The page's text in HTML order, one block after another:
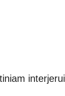
interjerui